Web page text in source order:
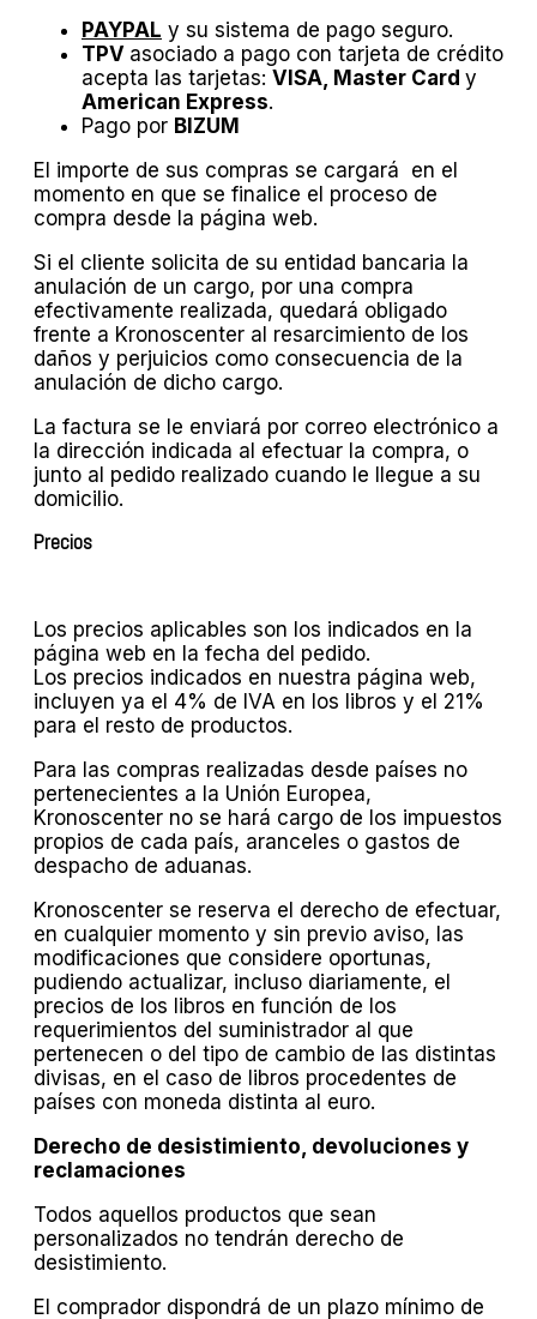
PAYPAL y su sistema de pago seguro.
TPV asociado a pago con tarjeta de crédito
acepta las tarjetas: VISA, Master Card y
American Express.
Pago por BIZUM
El importe de sus compras se cargará en el
momento en que se finalice el proceso de
compra desde la página web.
Si el cliente solicita de su entidad bancaria la
anulación de un cargo, por una compra
efectivamente realizada, quedará obligado
frente a Kronoscenter al resarcimiento de los
daños y perjuicios como consecuencia de la
anulación de dicho cargo.
La factura se le enviará por correo electrónico a
la dirección indicada al efectuar la compra, o
junto al pedido realizado cuando le llegue a su
domicilio.
Precios
Los precios aplicables son los indicados en la
página web en la fecha del pedido.
Los precios indicados en nuestra página web,
incluyen ya el 4% de IVA en los libros y el 21%
para el resto de productos.
Para las compras realizadas desde países no
pertenecientes a la Unión Europea,
Kronoscenter no se hará cargo de los impuestos
propios de cada país, aranceles o gastos de
despacho de aduanas.
Kronoscenter se reserva el derecho de efectuar,
en cualquier momento y sin previo aviso, las
modificaciones que considere oportunas,
pudiendo actualizar, incluso diariamente, el
precios de los libros en función de los
requerimientos del suministrador al que
pertenecen o del tipo de cambio de las distintas
divisas, en el caso de libros procedentes de
países con moneda distinta al euro.
Derecho de desistimiento, devoluciones y
reclamaciones
Todos aquellos productos que sean
personalizados no tendrán derecho de
desistimiento.
El comprador dispondrá de un plazo mínimo de